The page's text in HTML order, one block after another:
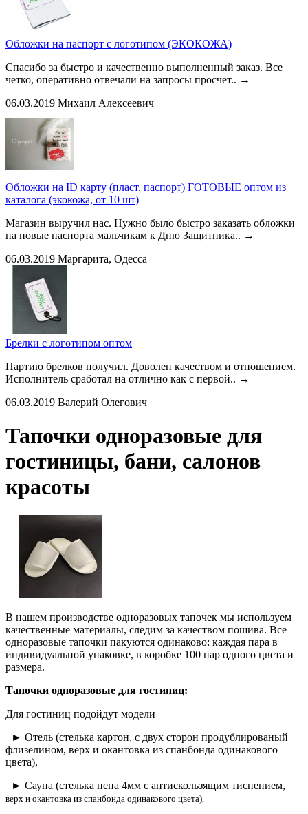
Обложки на паспорт с логотипом (ЭКОКОЖА)
Спасибо за быстро и качественно выполненный заказ. Все
четко, оперативно отвечали на запросы просчет.. →
06.03.2019 Михаил Алексеевич
Обложки на ID карту (пласт. паспорт) ГОТОВЫЕ оптом из
каталога (экокожа, от 10 шт)
Магазин выручил нас. Нужно было быстро заказать обложки
на новые паспорта мальчикам к Дню Защитника.. →
06.03.2019 Маргарита, Одесса
Брелки с логотипом оптом
Партию брелков получил. Доволен качеством и отношением.
Исполнитель сработал на отлично как с первой.. →
06.03.2019 Валерий Олегович
Тапочки одноразовые для
гостиницы, бани, салонов
красоты
В нашем производстве одноразовых тапочек мы используем
качественные материалы, следим за качеством пошива. Все
одноразовые тапочки пакуются одинаково: каждая пара в
индивидуальной упаковке, в коробке 100 пар одного цвета и
размера.
Тапочки одноразовые для гостиниц:
Для гостиниц подойдут модели
► Отель (стелька картон, с двух сторон продублированый
флизелином, верх и окантовка из спанбонда одинакового
цвета),
► Сауна (стелька пена 4мм с антискользящим тиснением,
верх и окантовка из спанбонда одинакового цвета),